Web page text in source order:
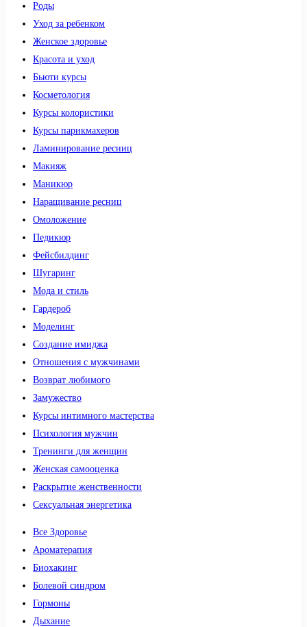
Роды
Уход за ребенком
Женское здоровье
Красота и уход
Бьюти курсы
Косметология
Курсы колористики
Курсы парикмахеров
Ламинирование ресниц
Макияж
Маникюр
Наращивание ресниц
Омоложение
Педикюр
Фейсбилдинг
Шугаринг
Мода и стиль
Гардероб
Моделинг
Создание имиджа
Отношения с мужчинами
Возврат любимого
Замужество
Курсы интимного мастерства
Психология мужчин
Тренинги для женщин
Женская самооценка
Раскрытие женственности
Сексуальная энергетика
Все Здоровье
Ароматерапия
Биохакинг
Болевой синдром
Гормоны
Дыхание